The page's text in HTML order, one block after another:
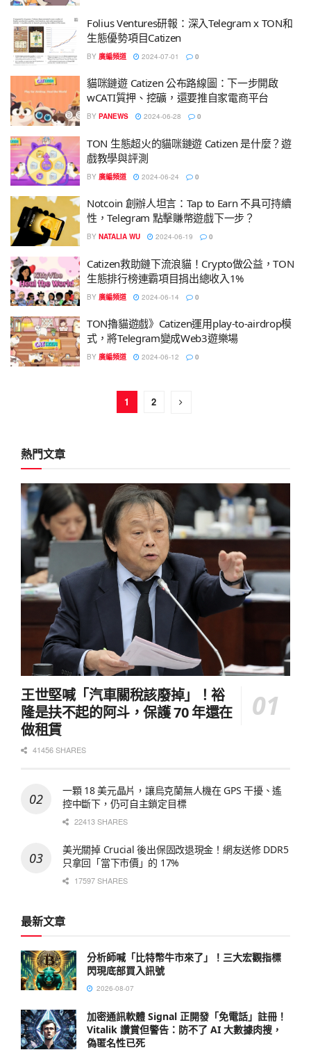
Folius Ventures研報：深入Telegram x TON和
生態優勢項目Catizen
BY 廣編頻道 2024-07-01 0
貓咪鏈遊 Catizen 公布路線圖：下一步開啟
wCATI質押、挖礦，還要推自家電商平台
BY PANEWS 2024-06-28 0
TON 生態超火的貓咪鏈遊 Catizen 是什麼？遊
戲教學與評測
BY 廣編頻道 2024-06-24 0
Notcoin 創辦人坦言：Tap to Earn 不具可持續
性，Telegram 點擊賺幣遊戲下一步？
BY NATALIA WU 2024-06-19 0
Catizen救助鏈下流浪貓！Crypto做公益，TON
生態排行榜連霸項目捐出總收入1%
BY 廣編頻道 2024-06-14 0
TON擼貓遊戲》Catizen運用play-to-airdrop模
式，將Telegram變成Web3遊樂場
BY 廣編頻道 2024-06-12 0
1 2
熱門文章
王世堅喊「汽車關稅該廢掉」！裕
隆是扶不起的阿斗，保護 70 年還在
做租賃
41456 SHARES
一顆 18 美元晶片，讓烏克蘭無人機在 GPS 干擾、遙
控中斷下，仍可自主鎖定目標
22413 SHARES
美光關掉 Crucial 後出保固改退現金！網友送修 DDR5
只拿回「當下市價」的 17%
17597 SHARES
最新文章
分析師喊「比特幣牛市來了」！三大宏觀指標
閃現底部買入訊號
2026-08-07
加密通訊軟體 Signal 正開發「免電話」註冊！
Vitalik 讚賞但警告：防不了 AI 大數據肉搜，
偽匿名性已死